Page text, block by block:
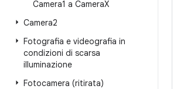
Camera1 a CameraX
Camera2
Fotografia e videografia in
condizioni di scarsa
illuminazione
Fotocamera (ritirata)